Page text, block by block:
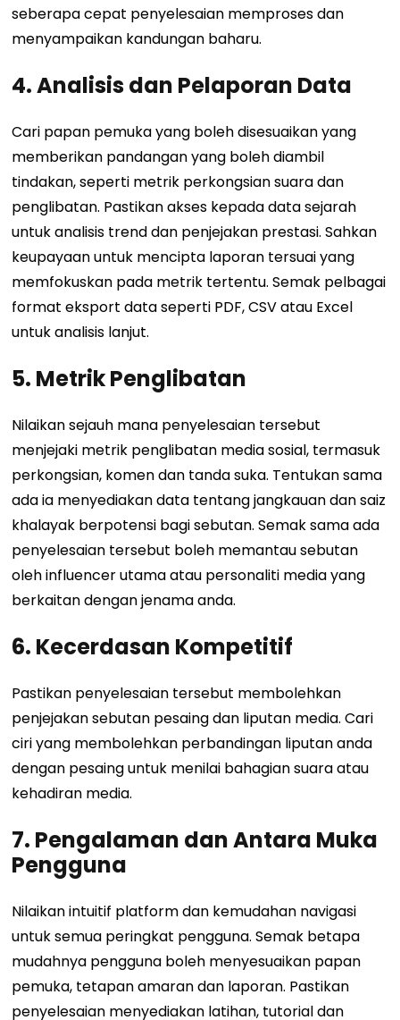
seberapa cepat penyelesaian memproses dan
menyampaikan kandungan baharu.
4. Analisis dan Pelaporan Data
Cari papan pemuka yang boleh disesuaikan yang
memberikan pandangan yang boleh diambil
tindakan, seperti metrik perkongsian suara dan
penglibatan. Pastikan akses kepada data sejarah
untuk analisis trend dan penjejakan prestasi. Sahkan
keupayaan untuk mencipta laporan tersuai yang
memfokuskan pada metrik tertentu. Semak pelbagai
format eksport data seperti PDF, CSV atau Excel
untuk analisis lanjut.
5. Metrik Penglibatan
Nilaikan sejauh mana penyelesaian tersebut
menjejaki metrik penglibatan media sosial, termasuk
perkongsian, komen dan tanda suka. Tentukan sama
ada ia menyediakan data tentang jangkauan dan saiz
khalayak berpotensi bagi sebutan. Semak sama ada
penyelesaian tersebut boleh memantau sebutan
oleh influencer utama atau personaliti media yang
berkaitan dengan jenama anda.
6. Kecerdasan Kompetitif
Pastikan penyelesaian tersebut membolehkan
penjejakan sebutan pesaing dan liputan media. Cari
ciri yang membolehkan perbandingan liputan anda
dengan pesaing untuk menilai bahagian suara atau
kehadiran media.
7. Pengalaman dan Antara Muka
Pengguna
Nilaikan intuitif platform dan kemudahan navigasi
untuk semua peringkat pengguna. Semak betapa
mudahnya pengguna boleh menyesuaikan papan
pemuka, tetapan amaran dan laporan. Pastikan
penyelesaian menyediakan latihan, tutorial dan